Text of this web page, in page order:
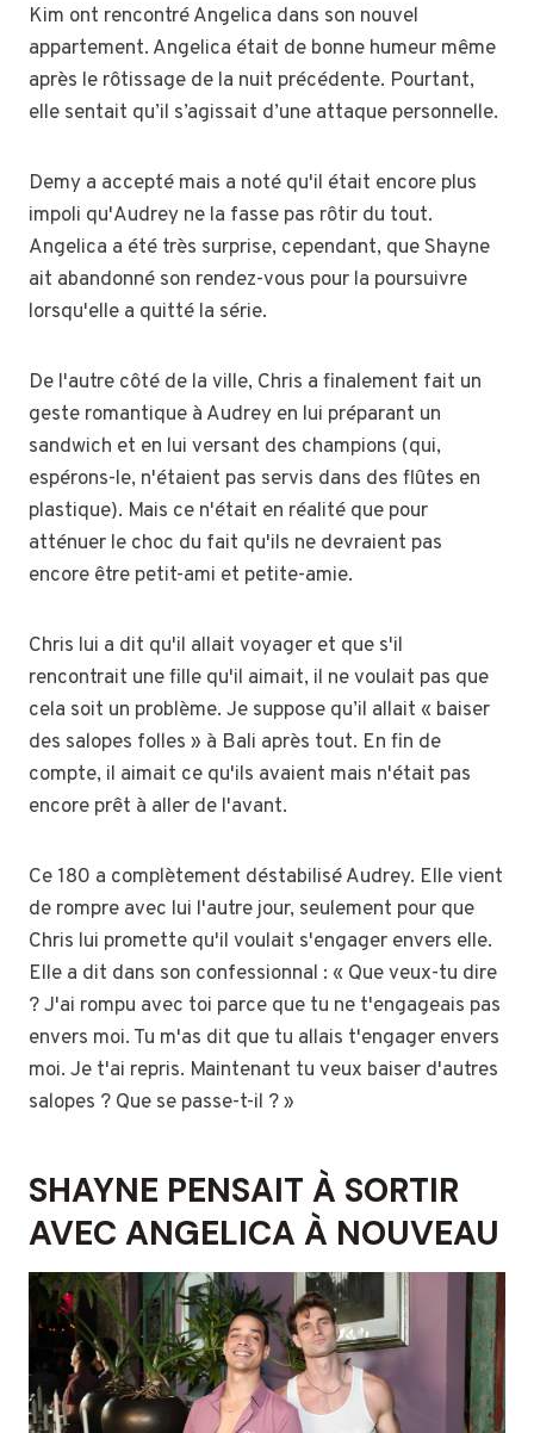
Kim ont rencontré Angelica dans son nouvel
appartement. Angelica était de bonne humeur même
après le rôtissage de la nuit précédente. Pourtant,
elle sentait qu’il s’agissait d’une attaque personnelle.
Demy a accepté mais a noté qu'il était encore plus
impoli qu'Audrey ne la fasse pas rôtir du tout.
Angelica a été très surprise, cependant, que Shayne
ait abandonné son rendez-vous pour la poursuivre
lorsqu'elle a quitté la série.
De l'autre côté de la ville, Chris a finalement fait un
geste romantique à Audrey en lui préparant un
sandwich et en lui versant des champions (qui,
espérons-le, n'étaient pas servis dans des flûtes en
plastique). Mais ce n'était en réalité que pour
atténuer le choc du fait qu'ils ne devraient pas
encore être petit-ami et petite-amie.
Chris lui a dit qu'il allait voyager et que s'il
rencontrait une fille qu'il aimait, il ne voulait pas que
cela soit un problème. Je suppose qu’il allait « baiser
des salopes folles » à Bali après tout. En fin de
compte, il aimait ce qu'ils avaient mais n'était pas
encore prêt à aller de l'avant.
Ce 180 a complètement déstabilisé Audrey. Elle vient
de rompre avec lui l'autre jour, seulement pour que
Chris lui promette qu'il voulait s'engager envers elle.
Elle a dit dans son confessionnal : « Que veux-tu dire
? J'ai rompu avec toi parce que tu ne t'engageais pas
envers moi. Tu m'as dit que tu allais t'engager envers
moi. Je t'ai repris. Maintenant tu veux baiser d'autres
salopes ? Que se passe-t-il ? »
SHAYNE PENSAIT À SORTIR
AVEC ANGELICA À NOUVEAU